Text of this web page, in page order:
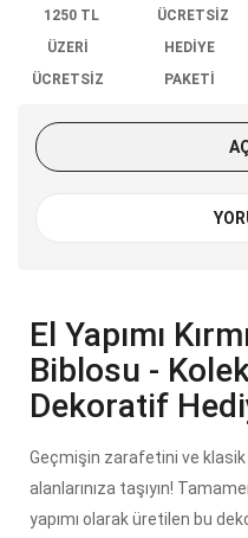
1250 TL
ÜZERİ
ÜCRETSİZ
ÜCRETSİZ
HEDİYE
PAKETİ
El Yapımı
Biblosu -
Dekoratif
Geçmişin zarafetini ve
alanlarınıza taşıyın!
yapımı olarak üretilen bu